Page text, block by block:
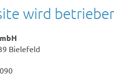
wird
Bielefeld